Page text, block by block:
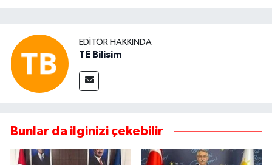
EDITÖR HAKKINDA
TE Bilisim
Bunlar da ilginizi çekebilir